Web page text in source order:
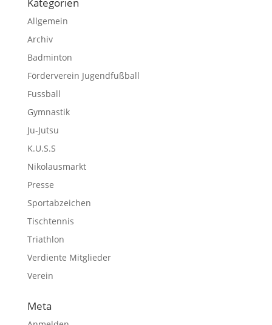
Allgemein
Archiv
Badminton
Förderverein Jugendfußball
Fussball
Gymnastik
Ju-Jutsu
K.U.S.S
Nikolausmarkt
Presse
Sportabzeichen
Tischtennis
Triathlon
Verdiente Mitglieder
Verein
Meta